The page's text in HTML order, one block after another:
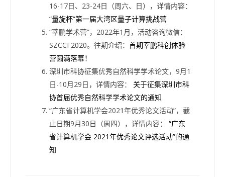
16-17日、23-24日（周六、日），详情内容：
“量旋杯”第一届大湾区量子计算挑战营
“莘鹏学术营”，2022年1月，活动咨询微信：
SZCCF2020。往期介绍： 首期莘鹏科创体验
营圆满落幕！
深圳市科协征集优秀自然科学学术论文，9月1
日-10月29日，详情内容： 关于征集深圳市科
协首届优秀自然科学学术论文的通知
“广东省计算机学会2021年优秀论文活动”，截
止日期9月30日（周四），详情内容： “广东
省计算机学会 2021年优秀论文评选活动”的通
知